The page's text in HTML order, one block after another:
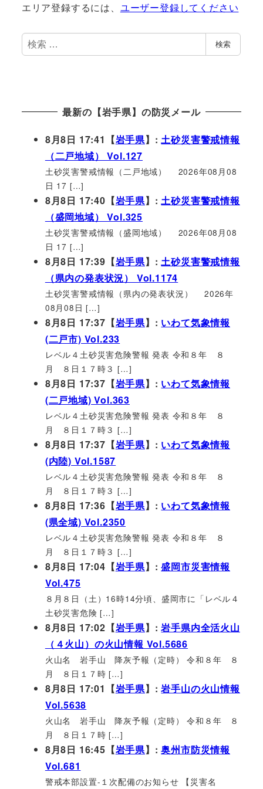
エリア登録するには、 ユーザー登録してください
検
索
検索
最新の【岩手県】の防災メール
8月8日 17:41【岩手県】:土砂災害警戒情報
（二戸地域） Vol.127
土砂災害警戒情報（二戸地域） 2026年08月08
日 17 […]
8月8日 17:40【岩手県】:土砂災害警戒情報
（盛岡地域） Vol.325
土砂災害警戒情報（盛岡地域） 2026年08月08
日 17 […]
8月8日 17:39【岩手県】:土砂災害警戒情報
（県内の発表状況） Vol.1174
土砂災害警戒情報（県内の発表状況） 2026年
08月08日 […]
8月8日 17:37【岩手県】: いわて気象情報
(二戸市) Vol.233
レベル４土砂災害危険警報 発表 令和８年 ８
月 ８日１７時３ […]
8月8日 17:37【岩手県】: いわて気象情報
(二戸地域) Vol.363
レベル４土砂災害危険警報 発表 令和８年 ８
月 ８日１７時３ […]
8月8日 17:37【岩手県】: いわて気象情報
(内陸) Vol.1587
レベル４土砂災害危険警報 発表 令和８年 ８
月 ８日１７時３ […]
8月8日 17:36【岩手県】: いわて気象情報
(県全域) Vol.2350
レベル４土砂災害危険警報 発表 令和８年 ８
月 ８日１７時３ […]
8月8日 17:04【岩手県】:盛岡市災害情報
Vol.475
８月８日（土）16時14分頃、盛岡市に「レベル４
土砂災害危険 […]
8月8日 17:02【岩手県】:岩手県内全活火山
（４火山）の火山情報 Vol.5686
火山名 岩手山 降灰予報（定時） 令和８年 ８
月 ８日１７時 […]
8月8日 17:01【岩手県】:岩手山の火山情報
Vol.5638
火山名 岩手山 降灰予報（定時） 令和８年 ８
月 ８日１７時 […]
8月8日 16:45【岩手県】:奥州市防災情報
Vol.681
警戒本部設置-１次配備のお知らせ 【災害名